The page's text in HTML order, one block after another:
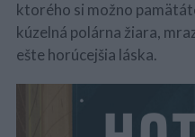
ktorého si možno
kúzelná polárna žiara,
ešte horúcejšia láska.